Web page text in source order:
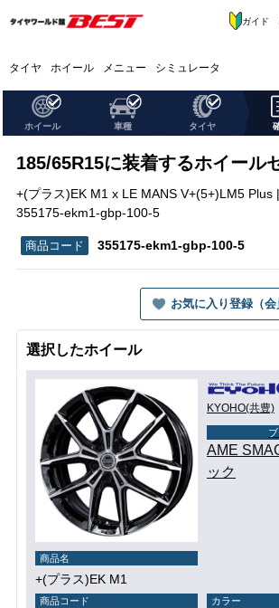
タイヤ ホイール メニュー シミュレータ
ガイド
ホイール 車種 タイヤ
185/65R15に装着するホイール
+(プラス)EK M1 x LE MANS V+(5+)LM5 Plus
355175-ekm1-gbp-100-5
355175-ekm1-gbp-100-5
お気に入り登録（会
選択したホイール
KYOHO(共豊)
AME
ック
商品名
+(プラス)EK M1
商品コード カラー